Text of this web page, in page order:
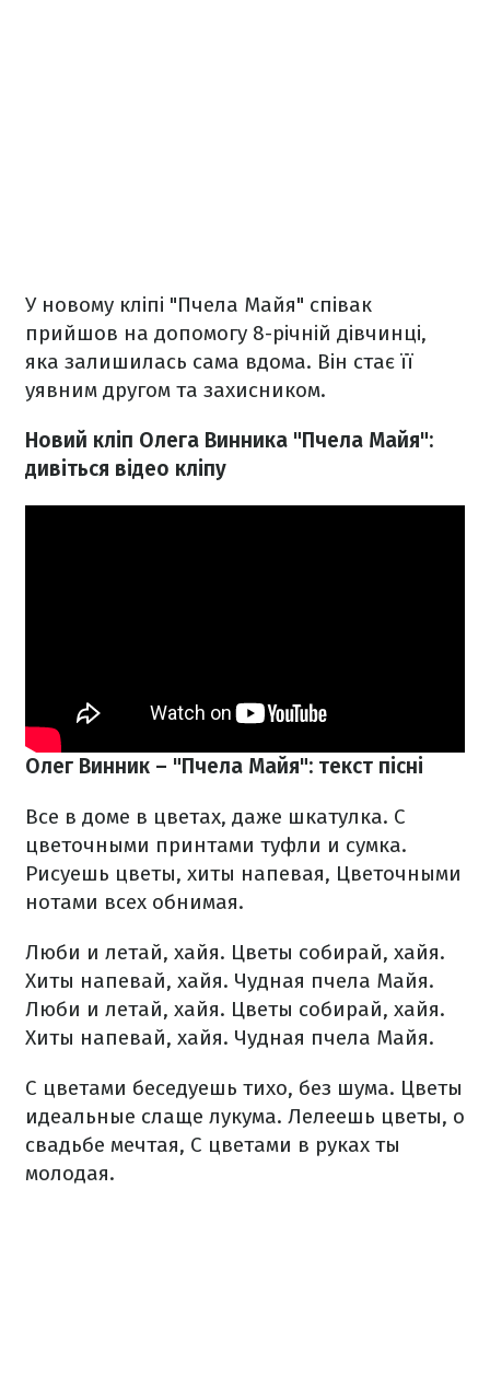
У новому кліпі "Пчела Майя" співак
прийшов на допомогу 8-річній дівчинці,
яка залишилась сама вдома. Він стає її
уявним другом та захисником.
Новий кліп Олега Винника "Пчела Майя":
дивіться відео кліпу
Олег Винник – "Пчела Майя": текст пісні
Все в доме в цветах, даже шкатулка. С
цветочными принтами туфли и сумка.
Рисуешь цветы, хиты напевая, Цветочными
нотами всех обнимая.
Люби и летай, хайя. Цветы собирай, хайя.
Хиты напевай, хайя. Чудная пчела Майя.
Люби и летай, хайя. Цветы собирай, хайя.
Хиты напевай, хайя. Чудная пчела Майя.
С цветами беседуешь тихо, без шума. Цветы
идеальные слаще лукума. Лелеешь цветы, о
свадьбе мечтая, С цветами в руках ты
молодая.